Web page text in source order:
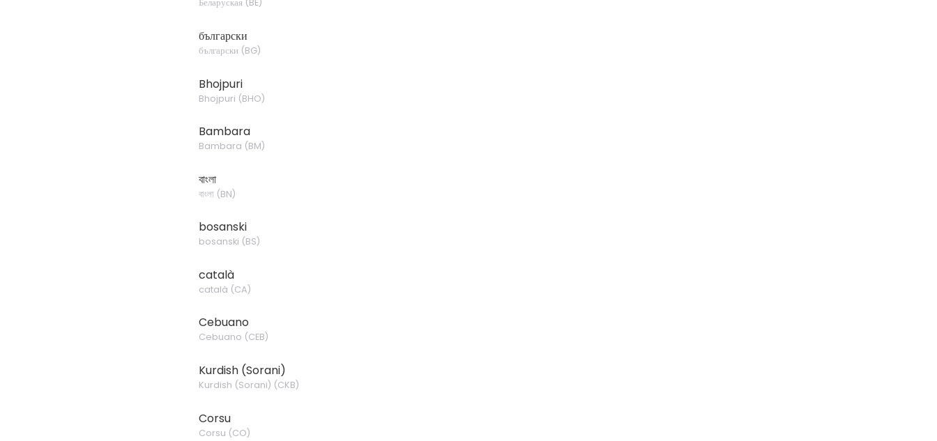
Беларуская (BE)
български
български (BG)
Bhojpuri
Bhojpuri (BHO)
Bambara
Bambara (BM)
বাংলা
বাংলা (BN)
bosanski
bosanski (BS)
català
català (CA)
Cebuano
Cebuano (CEB)
Kurdish (Sorani)
Kurdish (Sorani) (CKB)
Corsu
Corsu (CO)